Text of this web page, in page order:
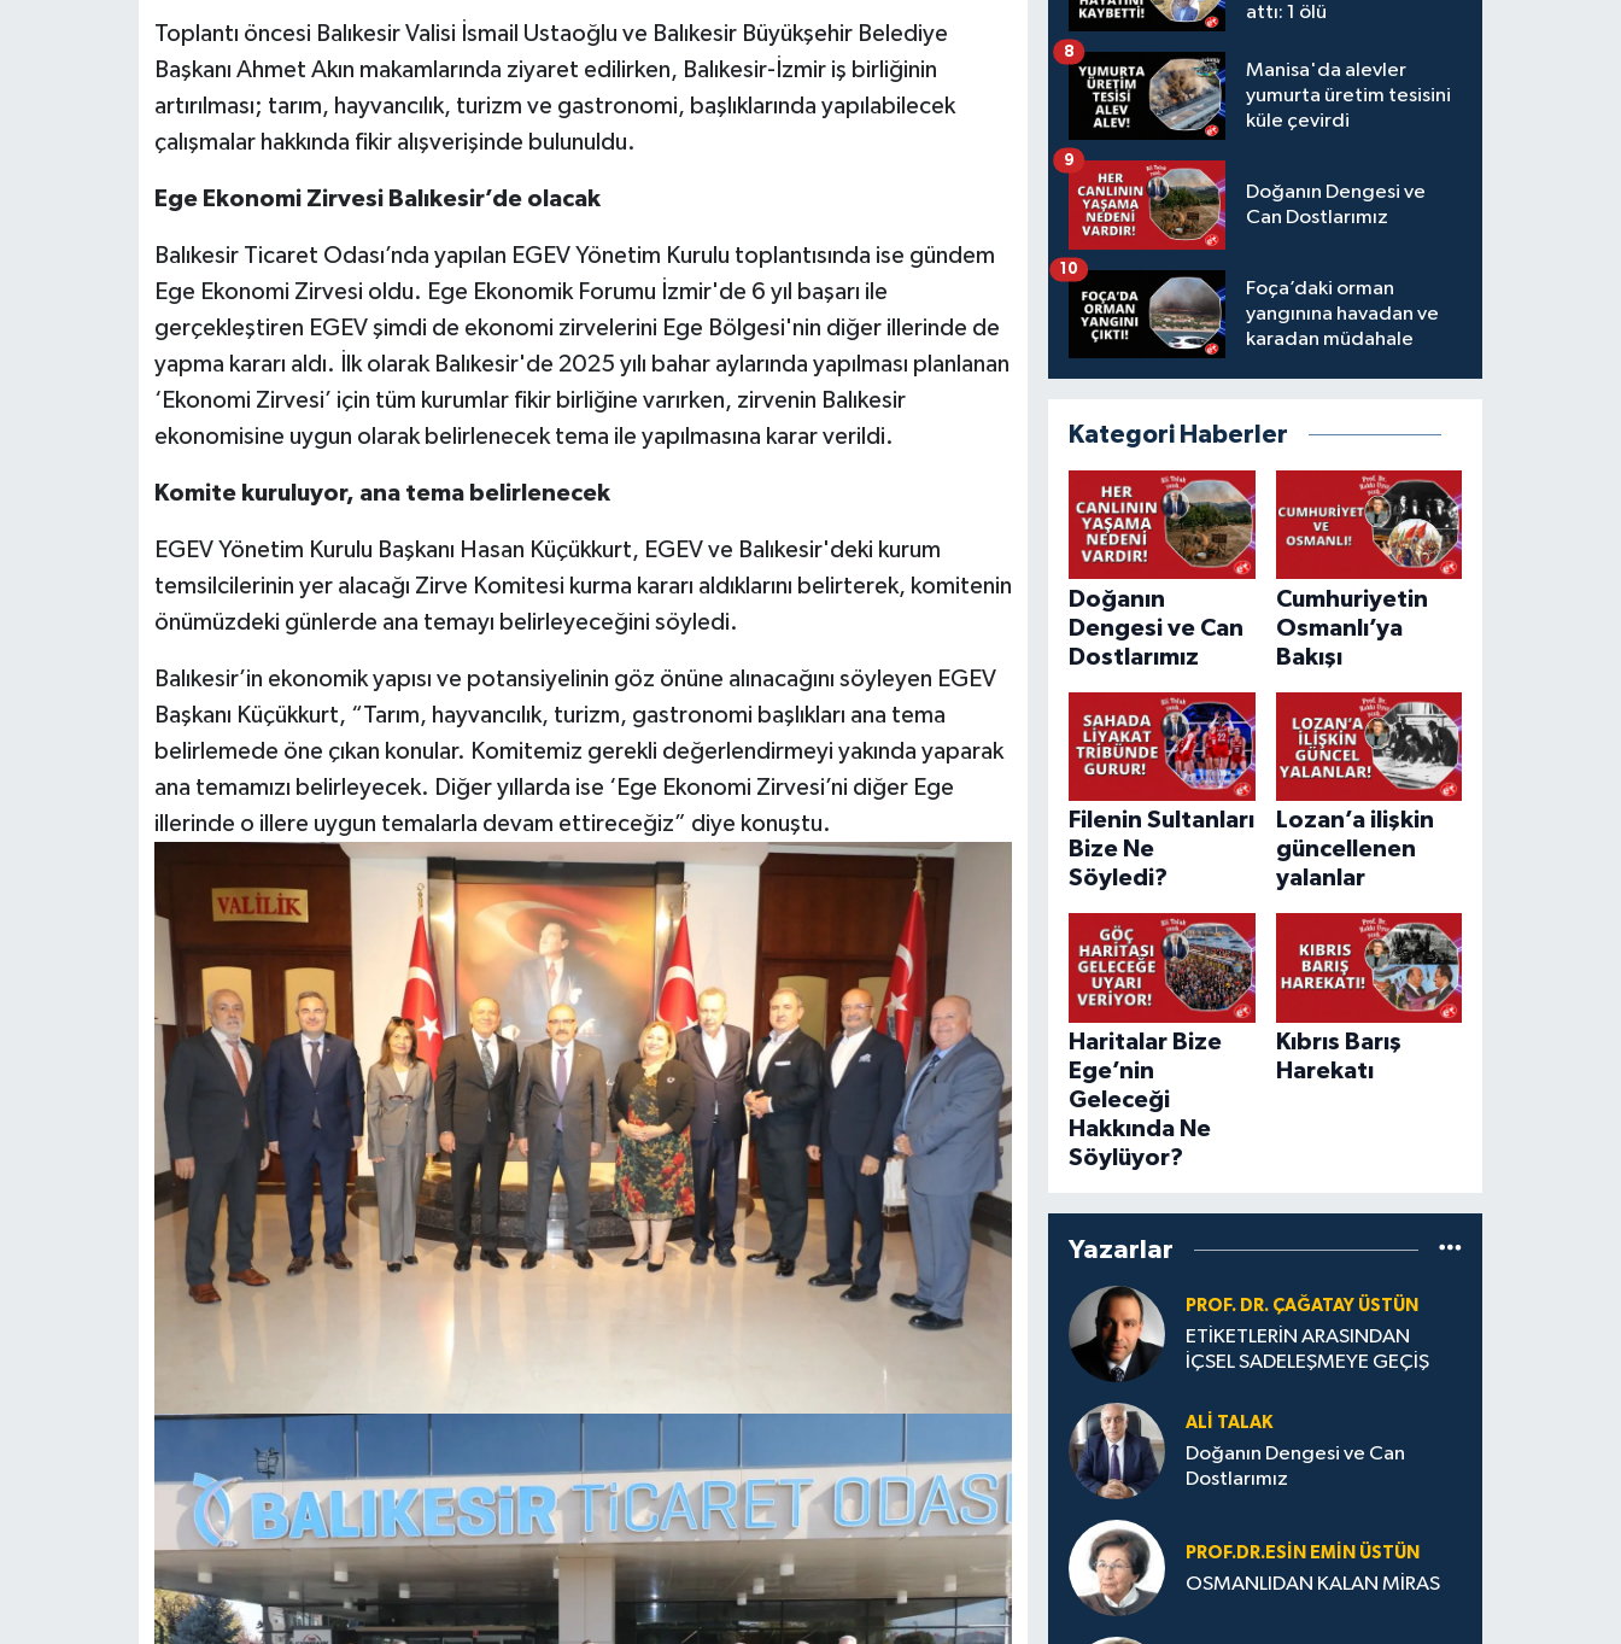
Toplantı öncesi Balıkesir Valisi İsmail Ustaoğlu ve Balıkesir Büyükşehir Belediye
Başkanı Ahmet Akın makamlarında ziyaret edilirken, Balıkesir-İzmir iş birliğinin
artırılması; tarım, hayvancılık, turizm ve gastronomi, başlıklarında yapılabilecek
çalışmalar hakkında fikir alışverişinde bulunuldu.
Ege Ekonomi Zirvesi Balıkesir’de olacak
Balıkesir Ticaret Odası’nda yapılan EGEV Yönetim Kurulu toplantısında ise gündem
Ege Ekonomi Zirvesi oldu. Ege Ekonomik Forumu İzmir'de 6 yıl başarı ile
gerçekleştiren EGEV şimdi de ekonomi zirvelerini Ege Bölgesi'nin diğer illerinde de
yapma kararı aldı. İlk olarak Balıkesir'de 2025 yılı bahar aylarında yapılması planlanan
‘Ekonomi Zirvesi’ için tüm kurumlar fikir birliğine varırken, zirvenin Balıkesir
ekonomisine uygun olarak belirlenecek tema ile yapılmasına karar verildi.
Komite kuruluyor, ana tema belirlenecek
EGEV Yönetim Kurulu Başkanı Hasan Küçükkurt, EGEV ve Balıkesir'deki kurum
temsilcilerinin yer alacağı Zirve Komitesi kurma kararı aldıklarını belirterek, komitenin
önümüzdeki günlerde ana temayı belirleyeceğini söyledi.
Balıkesir’in ekonomik yapısı ve potansiyelinin göz önüne alınacağını söyleyen EGEV
Başkanı Küçükkurt, “Tarım, hayvancılık, turizm, gastronomi başlıkları ana tema
belirlemede öne çıkan konular. Komitemiz gerekli değerlendirmeyi yakında yaparak
ana temamızı belirleyecek. Diğer yıllarda ise ‘Ege Ekonomi Zirvesi’ni diğer Ege
illerinde o illere uygun temalarla devam ettireceğiz” diye konuştu.
attı: 1 ölü
Manisa'da alevler
yumurta üretim tesisini
küle çevirdi
8
Doğanın Dengesi ve
Can Dostlarımız
9
Foça’daki orman
yangınına havadan ve
karadan müdahale
10
Kategori Haberler
Doğanın
Dengesi ve Can
Dostlarımız
Cumhuriyetin
Osmanlı’ya
Bakışı
Filenin Sultanları
Bize Ne
Söyledi?
Lozan’a ilişkin
güncellenen
yalanlar
Haritalar Bize
Ege’nin
Geleceği
Hakkında Ne
Söylüyor?
Kıbrıs Barış
Harekatı
Yazarlar
PROF. DR. ÇAĞATAY ÜSTÜN
ETİKETLERİN ARASINDAN
İÇSEL SADELEŞMEYE GEÇİŞ
ALI TALAK
Doğanın Dengesi ve Can
Dostlarımız
PROF.DR.ESIN EMIN ÜSTÜN
OSMANLIDAN KALAN MİRAS